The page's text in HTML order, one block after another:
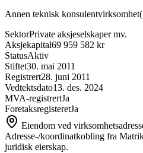
Annen teknisk konsulentvirksomhet(
SektorPrivate aksjeselskaper mv.
Aksjekapital69 959 582 kr
StatusAktiv
Stiftet30. mai 2011
Registrert28. juni 2011
Vedtektsdato13. des. 2024
MVA-registrertJa
ForetaksregisteretJa
Eiendom ved
Adresse-/koordinatkobling fra
juridisk eierskap.